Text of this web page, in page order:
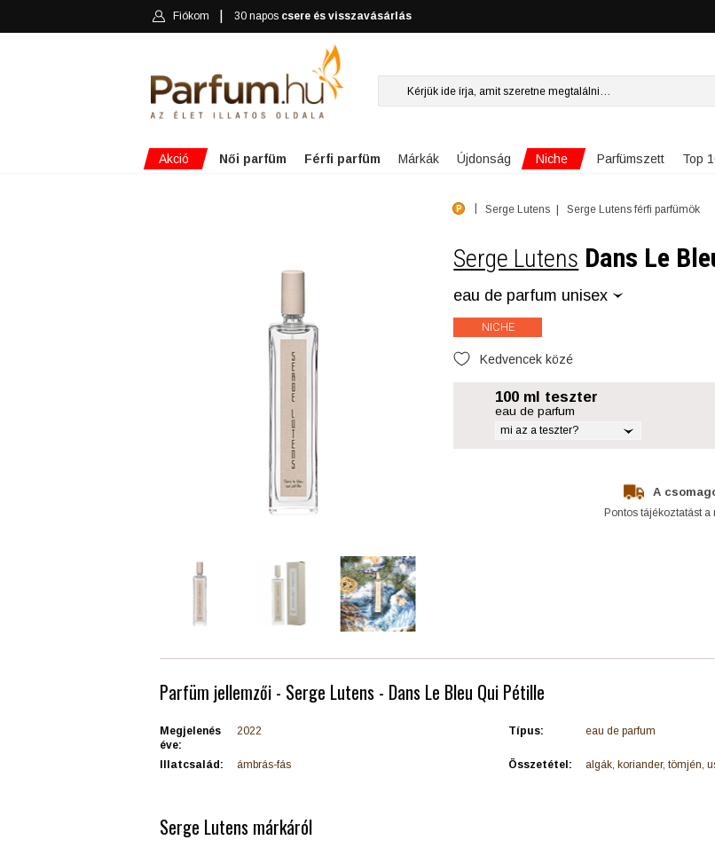
Fiókom 30 napos csere és visszavásárlás
Akció Női parfüm Férfi parfüm Márkák Újdonság Niche Parfümszett Top
Serge Lutens Serge Lutens férfi parfümök
Serge Lutens Dans Le
eau de parfum unisex
NICHE
Kedvencek közé
100 ml teszter
eau de parfum
mi az a teszter?
A
Pontos tájékoztatást
Parfüm jellemzői - Serge Lutens - Dans Le Bleu Qui Pétille
Megjelenés
éve:
2022 Típus: eau de parfum
Illatcsalád: ámbrás-fás Összetétel: algák, koriander, tömjén,
Serge Lutens márkáról